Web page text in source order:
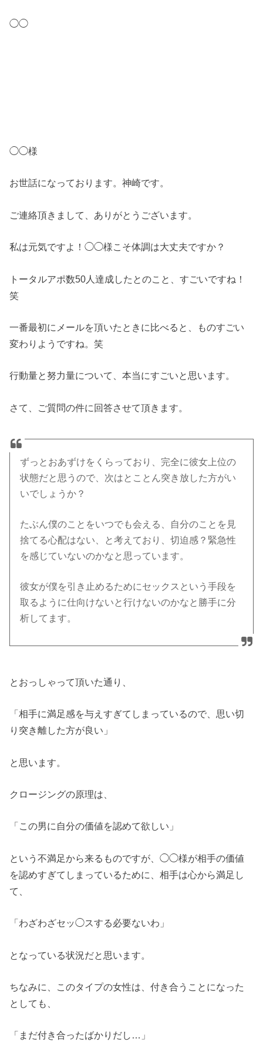
◯◯
◯◯様
お世話になっております。神崎です。
ご連絡頂きまして、ありがとうございます。
私は元気ですよ！◯◯様こそ体調は大丈夫ですか？
トータルアポ数50人達成したとのこと、すごいですね！
笑
一番最初にメールを頂いたときに比べると、ものすごい
変わりようですね。笑
行動量と努力量について、本当にすごいと思います。
さて、ご質問の件に回答させて頂きます。
ずっとおあずけをくらっており、完全に彼女上位の
状態だと思うので、次はとことん突き放した方がい
いでしょうか？
たぶん僕のことをいつでも会える、自分のことを見
捨てる心配はない、と考えており、切迫感？緊急性
を感じていないのかなと思っています。
彼女が僕を引き止めるためにセックスという手段を
取るように仕向けないと行けないのかなと勝手に分
析してます。
とおっしゃって頂いた通り、
「相手に満足感を与えすぎてしまっているので、思い切
り突き離した方が良い」
と思います。
クロージングの原理は、
「この男に自分の価値を認めて欲しい」
という不満足から来るものですが、◯◯様が相手の価値
を認めすぎてしまっているために、相手は心から満足し
て、
「わざわざセッ◯スする必要ないわ」
となっている状況だと思います。
ちなみに、このタイプの女性は、付き合うことになった
としても、
「まだ付き合ったばかりだし…」